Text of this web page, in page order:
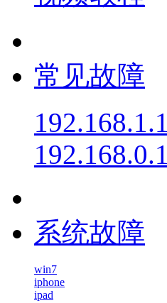
常见故障
192.168.1.1
192.168.0.1
系统故障
win7
iphone
ipad